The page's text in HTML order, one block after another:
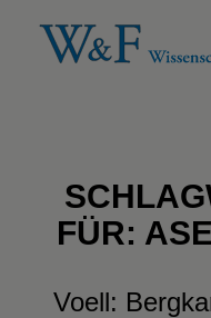
FÜR:
Voell: